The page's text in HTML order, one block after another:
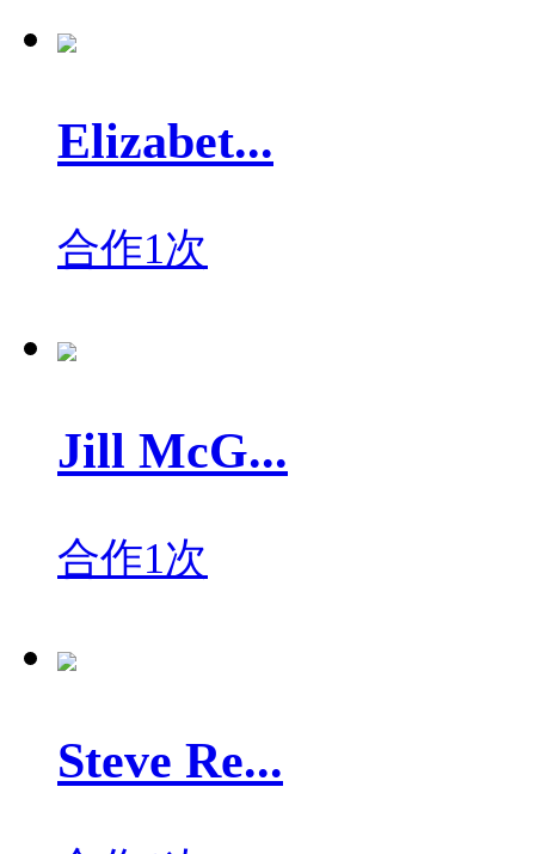
Elizabet...
合作1次
Jill McG...
合作1次
Steve Re...